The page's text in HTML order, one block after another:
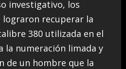
investigativo, los
lograron recuperar la
380 utilizada en el
la numeración limada y
de un hombre que la